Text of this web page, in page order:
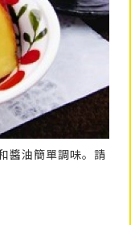
醬油簡單調味。請